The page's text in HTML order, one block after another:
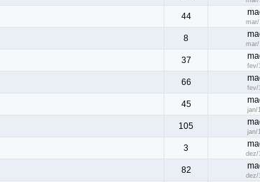
44
mar/
8
mar/
37
fev/
66
fev/
45
jan/
105
jan/
3
dez/
82
dez/